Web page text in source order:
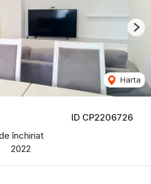
ID CP2206726
închiriat
2022
Harta